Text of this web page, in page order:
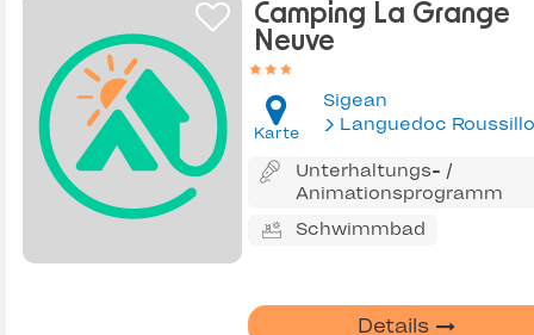
Camping La Grange
Neuve
Karte
Sigean
Languedoc
Unterhaltungs- /
Animationsprogramm
Schwimmbad
Details